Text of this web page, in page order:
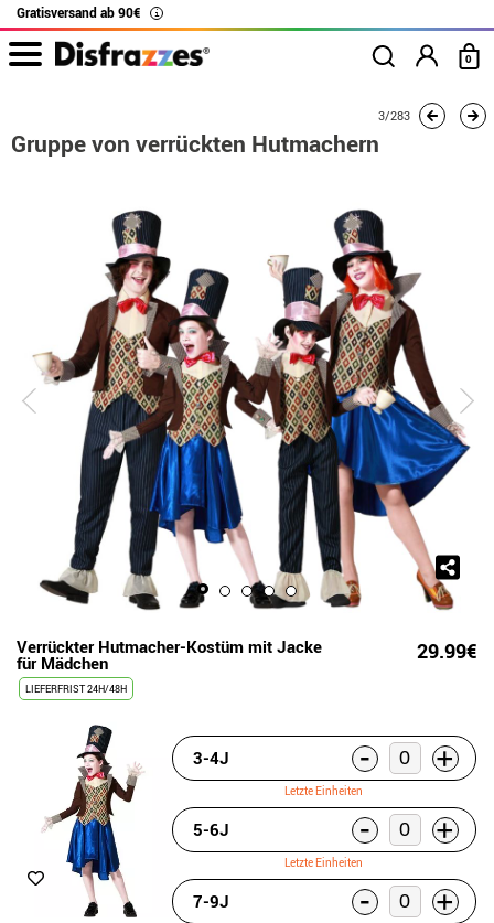
Gratisversand ab 90€ i
0
Gruppe von
3/283
Gruppe von verrückten Hutmachern
Verrückter Hutmacher-Kostüm mit Jacke
für Mädchen 29.99€
LIEFERFRIST 24H/48H
3-4J - +
Letzte Einheiten
5-6J - +
Letzte Einheiten
7-9J - +